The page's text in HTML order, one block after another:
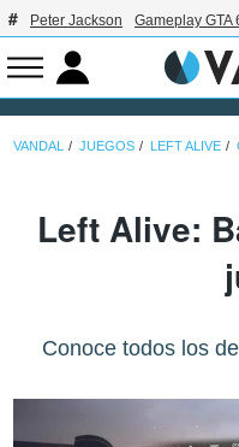
Peter Jackson Gameplay GTA
VANDAL JUEGOS LEFT ALIVE
Left Alive:
Conoce todos los